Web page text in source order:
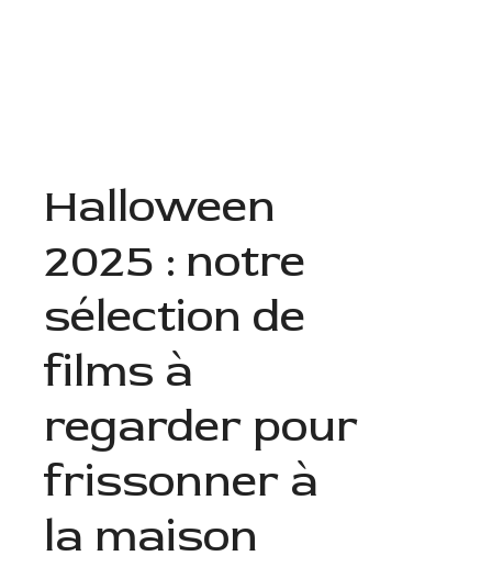
Halloween
2025 : notre
sélection de
films à
regarder pour
frissonner à
la maison